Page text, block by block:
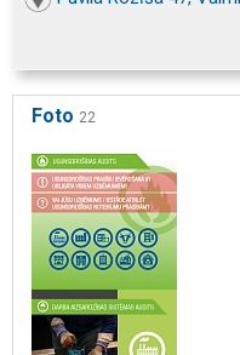
Foto 22